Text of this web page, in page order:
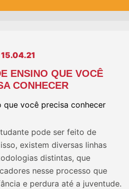
15.04.21
ENSINO QUE VOCÊ
CONHECER
pode ser feito de
existem diversas linhas
distintas, que
nesse processo que
e perdura até a juventude.